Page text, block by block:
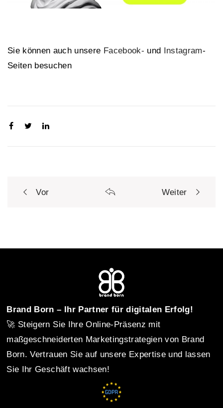
Sie können auch unsere Facebook- und Instagram-
Seiten besuchen
t
n
a
Vor Weiter
Brand Born – Ihr Partner für digitalen Erfolg!
🚀 Steigern Sie Ihre Online-Präsenz mit
maßgeschneiderten Marketingstrategien von Brand
Born. Vertrauen Sie auf unsere Expertise und lassen
Sie Ihr Geschäft wachsen!